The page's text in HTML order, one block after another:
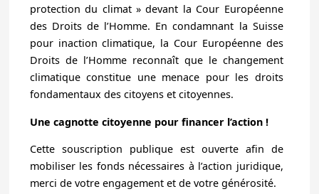
protection du climat » devant la Cour Européenne
des Droits de l’Homme. En condamnant la Suisse
pour inaction climatique, la Cour Européenne des
Droits de l’Homme reconnaît que le changement
climatique constitue une menace pour les droits
fondamentaux des citoyens et citoyennes.
Une cagnotte citoyenne pour financer l’action !
Cette souscription publique est ouverte afin de
mobiliser les fonds nécessaires à l’action juridique,
merci de votre engagement et de votre générosité.